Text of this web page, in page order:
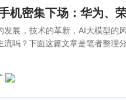
机密集下场：华为、
发展，技术的革新，AI大模型的
流吗？下面这篇文章是笔者整理